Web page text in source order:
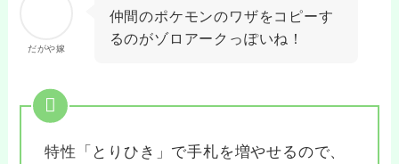
だがや嫁
仲間のポケモンのワザをコピーす
るのがゾロアークっぽいね！
特性「とりひき」で手札を増やせるので、